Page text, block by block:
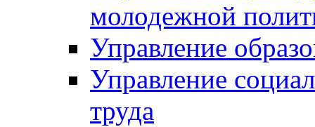
молодежной
Управление
Управление
труда